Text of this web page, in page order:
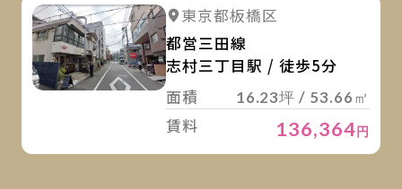
詳細を見る
東京都板橋区
都営三田線
志村三丁目駅 / 徒歩5分
面積
16.23坪 / 53.66㎡
賃料 136,364円